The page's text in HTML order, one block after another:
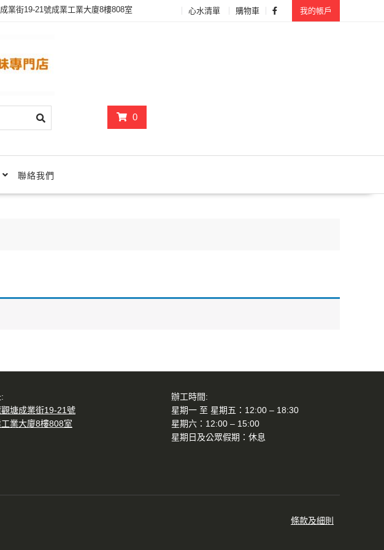
業街19-21號成業工業大廈8樓808室 心水清單 購物車 我的帳戶
0
聯絡我們
觀塘成業街19-21號
業大廈8樓808室
辦工時間:
星期一 至 星期五：12:00 – 18:30
星期六：12:00 – 15:00
星期日及公眾假期：休息
條款及細則